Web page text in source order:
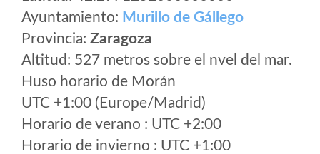
Ayuntamiento: Murillo de Gállego
Provincia: Zaragoza
Altitud: 527 metros sobre el nvel del mar.
Huso horario de Morán
UTC +1:00 (Europe/Madrid)
Horario de verano : UTC +2:00
Horario de invierno : UTC +1:00